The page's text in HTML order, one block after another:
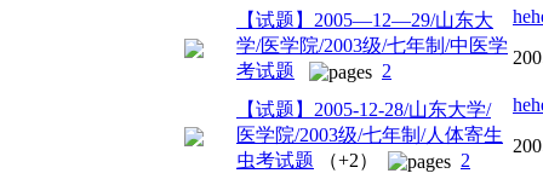
【试题】2005—12—29/山东大
学/医学院/2003级/七年制/中医学
考试题
2
【试题】2005-12-28/山东大学/
医学院/2003级/七年制/人体寄生
虫考试题
（+2） 2